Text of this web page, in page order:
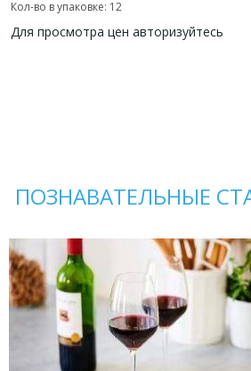
Кол-во в упаковке: 12
Для просмотра цен авторизуйтесь
ПОЗНАВАТЕЛЬНЫЕ